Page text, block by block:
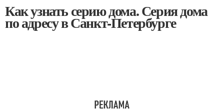
Как узнать серию дома. Серия дома
по адресу в Санкт-Петербурге